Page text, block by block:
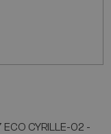
CYRILLE-02 -